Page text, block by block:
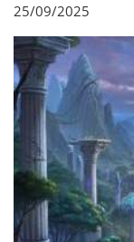
25/09/2025